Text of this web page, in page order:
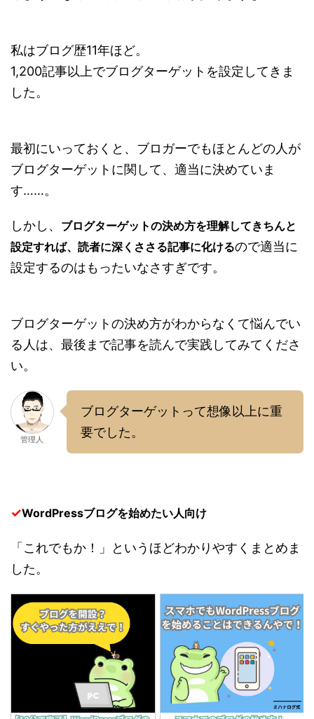
私はブログ歴11年ほど。
1,200記事以上でブログターゲットを設定してきま
した。
最初にいっておくと、ブロガーでもほとんどの人が
ブログターゲットに関して、適当に決めていま
す……。
しかし、 ブログターゲットの決め方を理解してきちんと
設定すれば、読者に深くささる記事に化けるので適当に
設定するのはもったいなさすぎです。
ブログターゲットの決め方がわからなくて悩んでい
る人は、最後まで記事を読んで実践してみてくださ
い。
管理人
ブログターゲットって想像以上に重
要でした。
✓WordPressブログを始めたい人向け
「これでもか！」というほどわかりやすくまとめま
した。